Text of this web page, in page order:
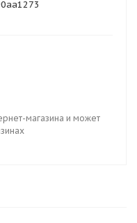
магазина и может